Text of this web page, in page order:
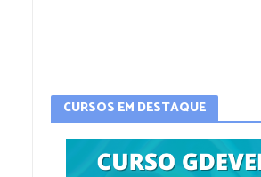
CURSOS EM DESTAQUE